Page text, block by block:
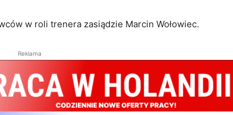
w roli trenera zasiądzie Marcin Wołowiec.
Reklama